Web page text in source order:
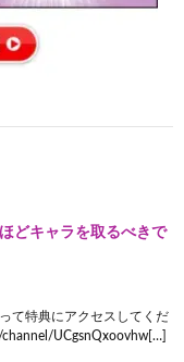
どキャラを取るべきで
て特典にアクセスしてくだ
UCgsnQxoovhw[…]